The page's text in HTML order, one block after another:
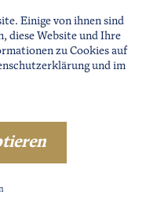
Einige von ihnen sind
diese Website und Ihre
zu Cookies auf
und im